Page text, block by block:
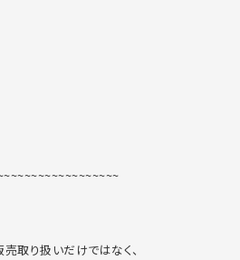
取り扱いだけではなく、